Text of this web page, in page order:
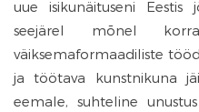
uue isikunäituseni
seejärel mõnel
väiksemaformaadiliste
ja töötava kunstnikuna
eemale, suhteline